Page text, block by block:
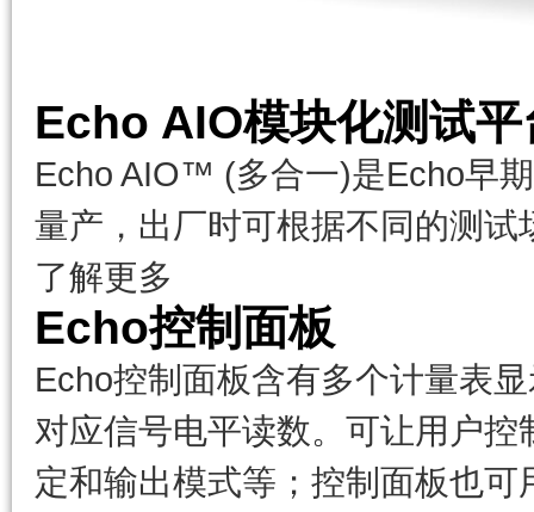
Echo AIO模块化测试平
Echo AIO™ (多合一)是Echo早
量产，出厂时可根据不同的测
了解更多
Echo控制面板
Echo控制面板含有多个计量表
对应信号电平读数。可让用户
定和输出模式等；控制面板也